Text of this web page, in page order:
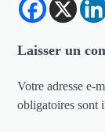
Laisser un
Votre adresse e-
obligatoires sont